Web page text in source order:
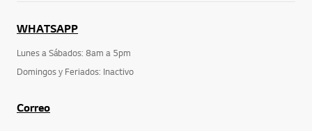
WHATSAPP
Lunes a Sábados: 8am a 5pm
Domingos y Feriados: Inactivo
Correo